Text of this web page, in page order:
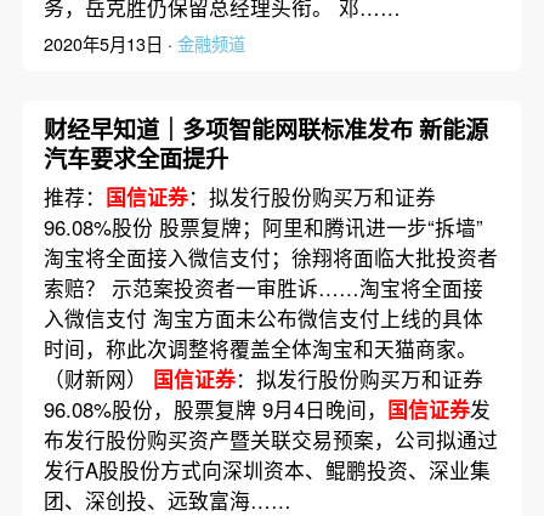
务，岳克胜仍保留总经理头衔。 邓……
2020年5月13日 · 金融频道
财经早知道｜多项智能网联标准发布 新能源
汽车要求全面提升
推荐： 国信证券：拟发行股份购买万和证券
96.08%股份 股票复牌；阿里和腾讯进一步“拆墙”
淘宝将全面接入微信支付；徐翔将面临大批投资者
索赔？ 示范案投资者一审胜诉……淘宝将全面接
入微信支付 淘宝方面未公布微信支付上线的具体
时间，称此次调整将覆盖全体淘宝和天猫商家。
（财新网） 国信证券：拟发行股份购买万和证券
96.08%股份，股票复牌 9月4日晚间， 国信证券发
布发行股份购买资产暨关联交易预案，公司拟通过
发行A股股份方式向深圳资本、鲲鹏投资、深业集
团、深创投、远致富海……